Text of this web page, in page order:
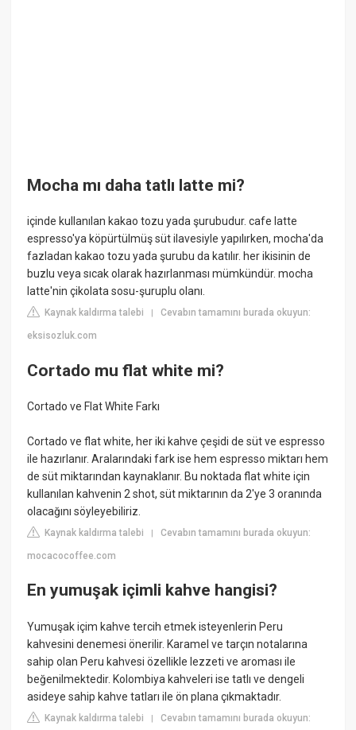
Mocha mı daha tatlı latte mi?
içinde kullanılan kakao tozu yada şurubudur. cafe latte
espresso'ya köpürtülmüş süt ilavesiyle yapılırken, mocha'da
fazladan kakao tozu yada şurubu da katılır. her ikisinin de
buzlu veya sıcak olarak hazırlanması mümkündür. mocha
latte'nin çikolata sosu-şuruplu olanı.
Kaynak kaldırma talebi |Cevabın tamamını burada okuyun:
eksisozluk.com
Cortado mu flat white mi?
Cortado ve Flat White Farkı
Cortado ve flat white, her iki kahve çeşidi de süt ve espresso
ile hazırlanır. Aralarındaki fark ise hem espresso miktarı hem
de süt miktarından kaynaklanır. Bu noktada flat white için
kullanılan kahvenin 2 shot, süt miktarının da 2'ye 3 oranında
olacağını söyleyebiliriz.
Kaynak kaldırma talebi |Cevabın tamamını burada okuyun:
mocacocoffee.com
En yumuşak içimli kahve hangisi?
Yumuşak içim kahve tercih etmek isteyenlerin Peru
kahvesini denemesi önerilir. Karamel ve tarçın notalarına
sahip olan Peru kahvesi özellikle lezzeti ve aroması ile
beğenilmektedir. Kolombiya kahveleri ise tatlı ve dengeli
asideye sahip kahve tatları ile ön plana çıkmaktadır.
Kaynak kaldırma talebi |Cevabın tamamını burada okuyun: